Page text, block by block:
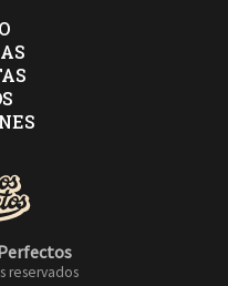
reservados